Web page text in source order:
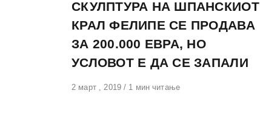
СКУЛПТУРА НА ШПАНСКИОТ
КРАЛ ФЕЛИПЕ СЕ ПРОДАВА
ЗА 200.000 ЕВРА, НО
УСЛОВОТ Е ДА СЕ ЗАПАЛИ
Објавено
2 март , 2019 1 мин читање